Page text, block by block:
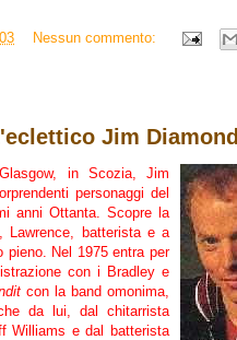
Nessun commento:
Jim Diamond
in Scozia, Jim
personaggi del
anni Ottanta. Scopre la
Lawrence, batterista e a
Nel 1975 entra per
con i Bradley e
con la band omonima,
da lui, dal chitarrista
Williams e dal batterista